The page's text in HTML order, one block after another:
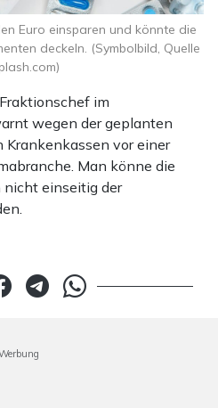
im
wegen der geplanten
Krankenkassen vor einer
Man könne die
einseitig der
Euro einsparen und könnte die
deckeln. (Symbolbild, Quelle